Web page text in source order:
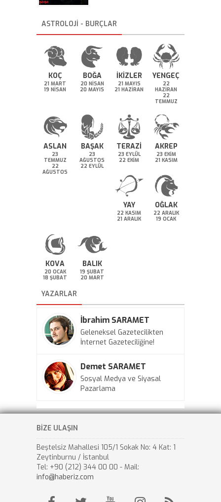
ASTROLOJİ - BURÇLAR
KOÇ
21 MART
19 NİSAN
BOĞA
20 NİSAN
20 MAYIS
İKİZLER
21 MAYIS
21 HAZİRAN
YENGEÇ
22
HAZİRAN
22
TEMMUZ
ASLAN
23
TEMMUZ
22
AĞUSTOS
BAŞAK
23
AĞUSTOS
22 EYLÜL
TERAZİ
23 EYLÜL
22 EKİM
AKREP
23 EKİM
21 KASIM
YAY
22 KASIM
21 ARALIK
OĞLAK
22 ARALIK
19 OCAK
KOVA
20 OCAK
18 ŞUBAT
BALIK
19 ŞUBAT
20 MART
YAZARLAR
İbrahim SARAMET
Geleneksel Gazetecilikten
İnternet Gazeteciliğine!
Demet SARAMET
Sosyal Medya ve Siyasal
Pazarlama
BİZE ULAŞIN
Beştelsiz Mahallesi 105/1 Sokak No: 4 Kat: 1
Zeytinburnu / İstanbul
Tel: +90 (212) 344 00 00 - Mail:
info@haberiz.com